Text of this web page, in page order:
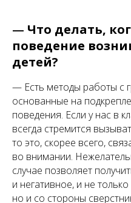
— Что делать,
поведение
детей?
— Есть методы работы с
основанные на
поведения. Если у нас в
всегда стремится
то это, скорее всего,
во внимании.
случае позволяет
и негативное, и не
но и со стороны